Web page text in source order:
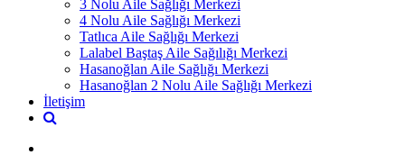
3 Nolu Aile Sağlığı Merkezi
4 Nolu Aile Sağlığı Merkezi
Tatlıca Aile Sağlığı Merkezi
Lalabel Baştaş Aile Sağılığı Merkezi
Hasanoğlan Aile Sağlığı Merkezi
Hasanoğlan 2 Nolu Aile Sağlığı Merkezi
İletişim